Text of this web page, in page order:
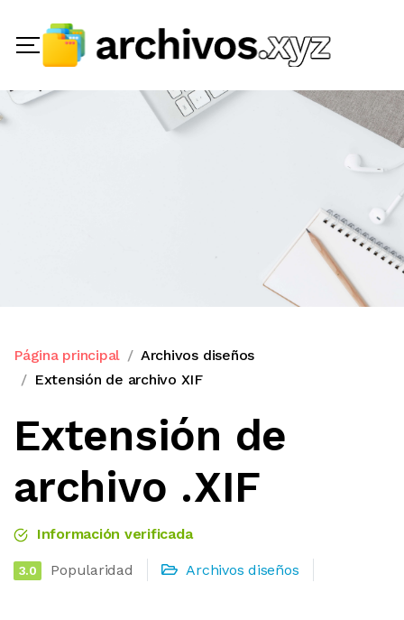
Página principal
Archivos diseños
Extensión de archivo XIF
Extensión de
archivo .XIF
Información verificada
3.0 Popularidad Archivos diseños